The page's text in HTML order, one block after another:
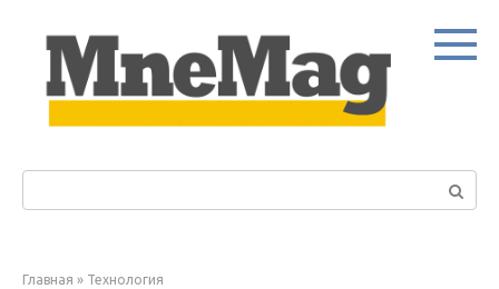
контенту
Главная » Технология